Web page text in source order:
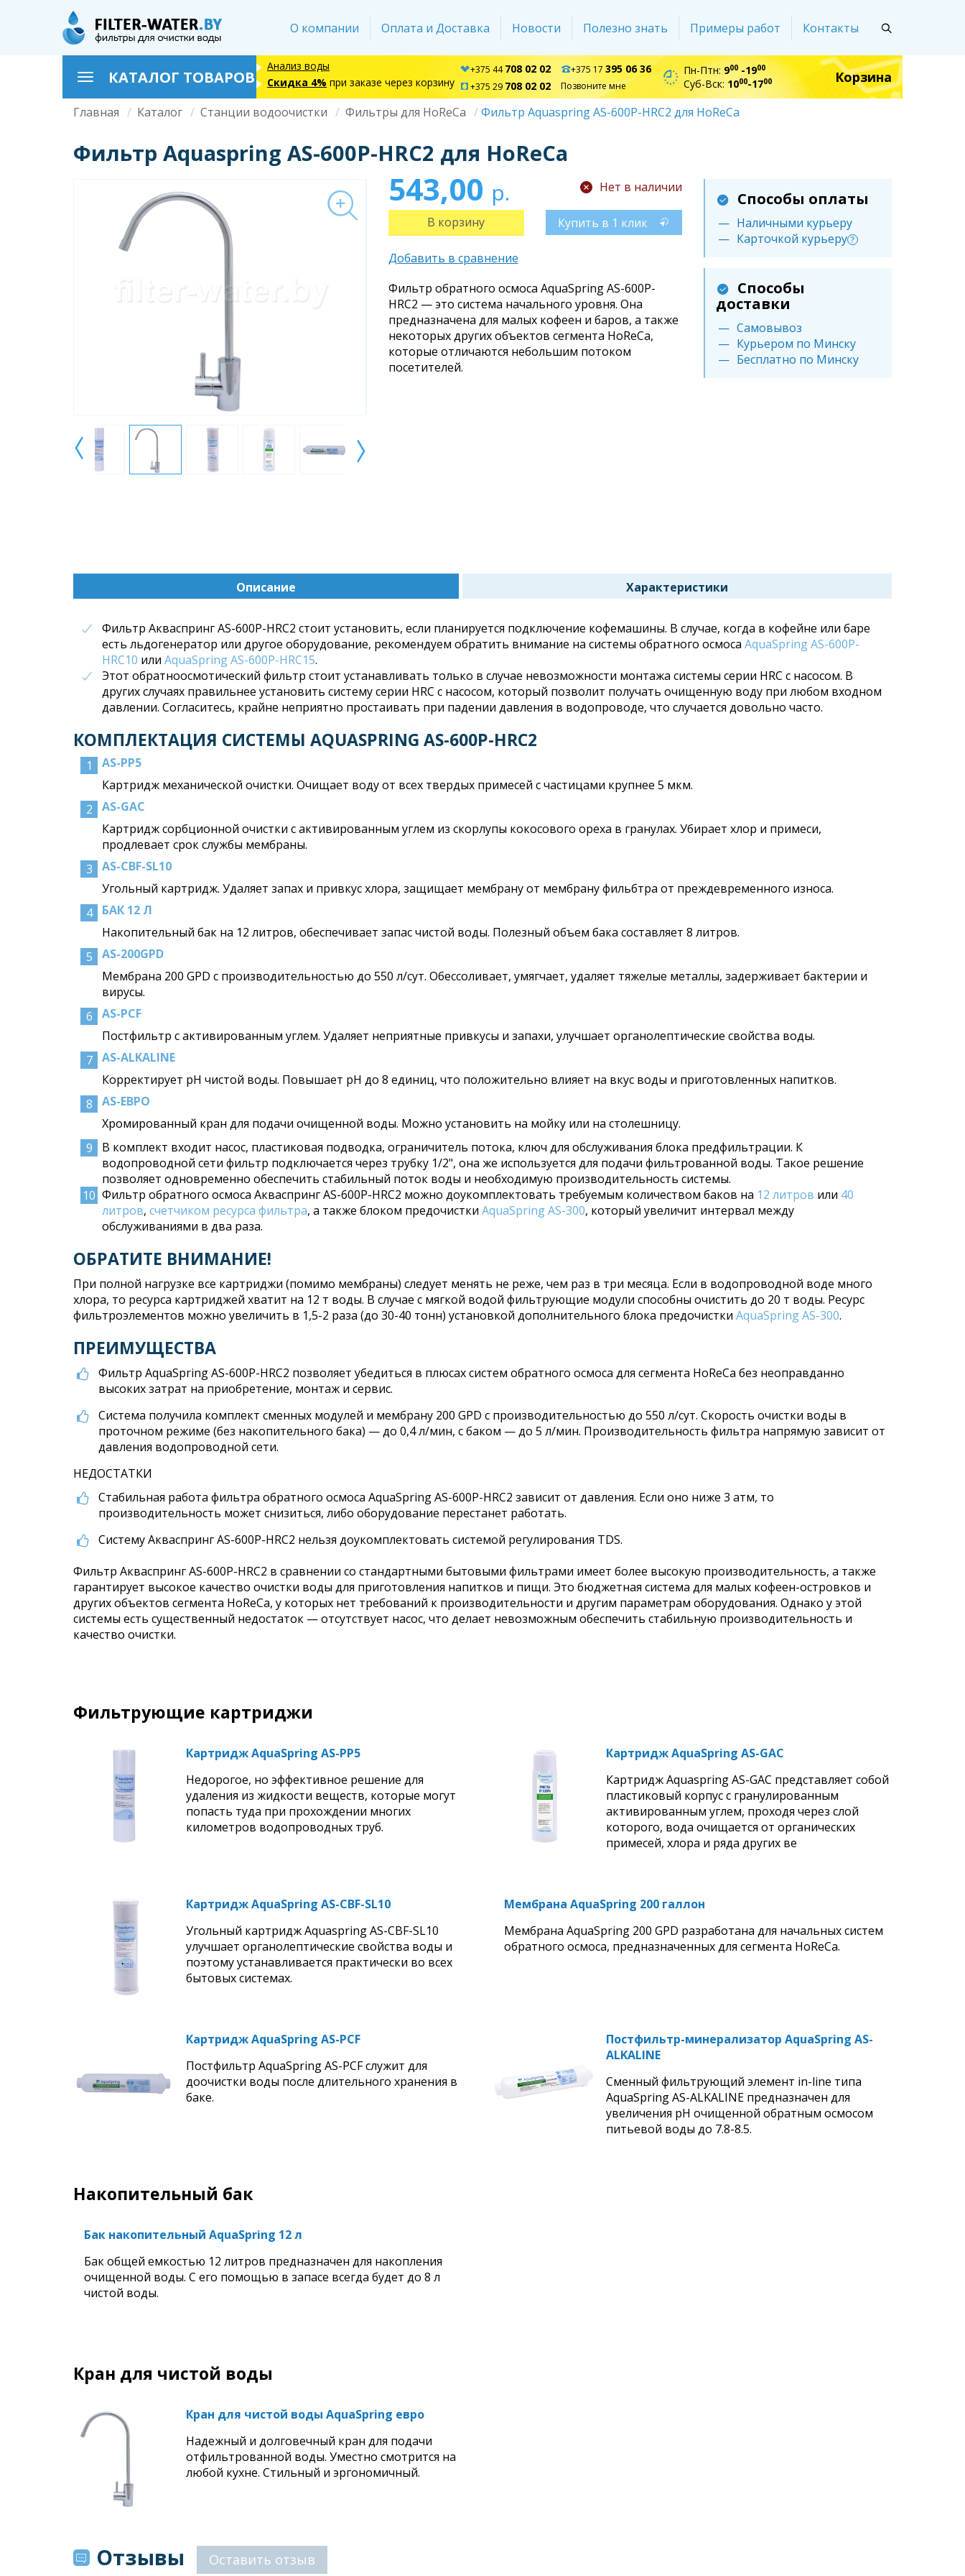
содержанию
О компании Оплата и Доставка Новости Полезно знать Примеры работ Контакты
ToggleКАТАЛОГ ТОВАРОВ
Анализ воды
Скидка 4% при заказе через корзину
+375 44708 02 02
+375 29 708 02 02
+375 17 395 06 36
Позвоните мне
Пн-Птн: 900 -1900
Суб-Вск: 1000-1700 Корзина
Строка
навигации
Главная Каталог Станции водоочистки Фильтры для HoReCa Фильтр Aquaspring AS-600P-HRC2 для HoReCa
Фильтр Aquaspring AS-600P-HRC2 для HoReCa
543,00 р. Нет в наличии
Купить в 1 клик
Добавить в сравнение
Фильтр обратного осмоса AquaSpring AS-600P-
HRC2 — это система начального уровня. Она
предназначена для малых кофеен и баров, а также
некоторых других объектов сегмента HoReCa,
которые отличаются небольшим потоком
посетителей.
Способы оплаты
Наличными курьеру
Карточкой курьеру ?
Способы
доставки
Самовывоз
Курьером по Минску
Бесплатно по Минску
Описание
(активная
Характеристики
Фильтр Акваспринг AS-600P-HRC2 стоит установить, если планируется подключение кофемашины. В случае, когда в кофейне или баре
есть льдогенератор или другое оборудование, рекомендуем обратить внимание на системы обратного осмоса AquaSpring AS-600P-
HRC10 или AquaSpring AS-600P-HRC15.
Этот обратноосмотический фильтр стоит устанавливать только в случае невозможности монтажа системы серии HRC с насосом. В
других случаях правильнее установить систему серии HRC с насосом, который позволит получать очищенную воду при любом входном
давлении. Согласитесь, крайне неприятно простаивать при падении давления в водопроводе, что случается довольно часто.
КОМПЛЕКТАЦИЯ СИСТЕМЫ AQUASPRING AS-600P-HRC2
AS-PP5
Картридж механической очистки. Очищает воду от всех твердых примесей с частицами крупнее 5 мкм.
AS-GAC
Картридж сорбционной очистки с активированным углем из скорлупы кокосового ореха в гранулах. Убирает хлор и примеси,
продлевает срок службы мембраны.
AS-CBF-SL10
Угольный картридж. Удаляет запах и привкус хлора, защищает мембрану от мембрану фильбтра от преждевременного износа.
БАК 12 Л
Накопительный бак на 12 литров, обеспечивает запас чистой воды. Полезный объем бака составляет 8 литров.
AS-200GPD
Мембрана 200 GPD с производительностью до 550 л/сут. Обессоливает, умягчает, удаляет тяжелые металлы, задерживает бактерии и
вирусы.
AS-PCF
Постфильтр с активированным углем. Удаляет неприятные привкусы и запахи, улучшает органолептические свойства воды.
AS-ALKALINE
Корректирует pH чистой воды. Повышает pH до 8 единиц, что положительно влияет на вкус воды и приготовленных напитков.
AS-ЕВРО
Хромированный кран для подачи очищенной воды. Можно установить на мойку или на столешницу.
В комплект входит насос, пластиковая подводка, ограничитель потока, ключ для обслуживания блока предфильтрации. К
водопроводной сети фильтр подключается через трубку 1/2", она же используется для подачи фильтрованной воды. Такое решение
позволяет одновременно обеспечить стабильный поток воды и необходимую производительность системы.
Фильтр обратного осмоса Акваспринг AS-600P-HRC2 можно доукомплектовать требуемым количеством баков на 12 литров или 40
литров, счетчиком ресурса фильтра, а также блоком предочистки AquaSpring AS-300, который увеличит интервал между
обслуживаниями в два раза.
ОБРАТИТЕ ВНИМАНИЕ!
При полной нагрузке все картриджи (помимо мембраны) следует менять не реже, чем раз в три месяца. Если в водопроводной воде много
хлора, то ресурса картриджей хватит на 12 т воды. В случае с мягкой водой фильтрующие модули способны очистить до 20 т воды. Ресурс
фильтроэлементов можно увеличить в 1,5-2 раза (до 30-40 тонн) установкой дополнительного блока предочистки AquaSpring AS-300.
ПРЕИМУЩЕСТВА
Фильтр AquaSpring AS-600P-HRC2 позволяет убедиться в плюсах систем обратного осмоса для сегмента HoReCa без неоправданно
высоких затрат на приобретение, монтаж и сервис.
Система получила комплект сменных модулей и мембрану 200 GPD с производительностью до 550 л/сут. Скорость очистки воды в
проточном режиме (без накопительного бака) — до 0,4 л/мин, с баком — до 5 л/мин. Производительность фильтра напрямую зависит от
давления водопроводной сети.
НЕДОСТАТКИ
Стабильная работа фильтра обратного осмоса AquaSpring AS-600P-HRC2 зависит от давления. Если оно ниже 3 атм, то
производительность может снизиться, либо оборудование перестанет работать.
Систему Акваспринг AS-600P-HRC2 нельзя доукомплектовать системой регулирования TDS.
Фильтр Акваспринг AS-600P-HRC2 в сравнении со стандартными бытовыми фильтрами имеет более высокую производительность, а также
гарантирует высокое качество очистки воды для приготовления напитков и пищи. Это бюджетная система для малых кофеен-островков и
других объектов сегмента HoReCa, у которых нет требований к производительности и другим параметрам оборудования. Однако у этой
системы есть существенный недостаток — отсутствует насос, что делает невозможным обеспечить стабильную производительность и
качество очистки.
Фильтрующие картриджи
Картридж AquaSpring AS-PP5
Недорогое, но эффективное решение для
удаления из жидкости веществ, которые могут
попасть туда при прохождении многих
километров водопроводных труб.
Картридж AquaSpring AS-GAC
Картридж Aquaspring AS-GAC представляет собой
пластиковый корпус с гранулированным
активированным углем, проходя через слой
которого, вода очищается от органических
примесей, хлора и ряда других ве
Картридж AquaSpring AS-CBF-SL10
Угольный картридж Aquaspring AS-CBF-SL10
улучшает органолептические свойства воды и
поэтому устанавливается практически во всех
бытовых системах.
Мембрана AquaSpring 200 галлон
Мембрана AquaSpring 200 GPD разработана для начальных систем
обратного осмоса, предназначенных для сегмента HoReCa.
Картридж AquaSpring AS-PCF
Постфильтр AquaSpring AS-PCF служит для
доочистки воды после длительного хранения в
баке.
Постфильтр-минерализатор AquaSpring AS-
ALKALINE
Сменный фильтрующий элемент in-line типа
AquaSpring AS-ALKALINE предназначен для
увеличения рН очищенной обратным осмосом
питьевой воды до 7.8-8.5.
Накопительный бак
Бак накопительный AquaSpring 12 л
Бак общей емкостью 12 литров предназначен для накопления
очищенной воды. С его помощью в запасе всегда будет до 8 л
чистой воды.
Кран для чистой воды
Кран для чистой воды AquaSpring евро
Надежный и долговечный кран для подачи
отфильтрованной воды. Уместно смотрится на
любой кухне. Стильный и эргономичный.
Отзывы Оставить отзыв